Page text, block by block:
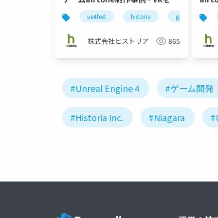
かす3つのゲームデザイン的挑戦
ue4fest historia game design
株式会社ヒストリア 865
#Unreal Engine 4 #ゲーム開発
#Historia Inc. #Niagara